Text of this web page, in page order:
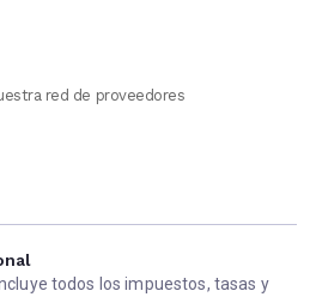
red de proveedores
todos los impuestos, tasas y